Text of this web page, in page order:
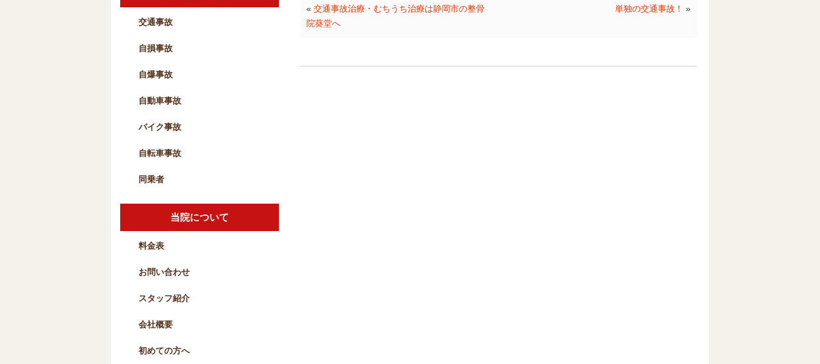
単独の交通事故！ »
« 交通事故治療・むちうち治療は静岡市の整骨
院葵堂へ
交通事故
自損事故
自爆事故
自動車事故
バイク事故
自転車事故
同乗者
当院について
料金表
お問い合わせ
スタッフ紹介
会社概要
初めての方へ